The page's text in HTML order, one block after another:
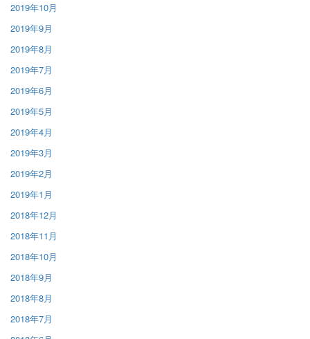
2019年10月
2019年9月
2019年8月
2019年7月
2019年6月
2019年5月
2019年4月
2019年3月
2019年2月
2019年1月
2018年12月
2018年11月
2018年10月
2018年9月
2018年8月
2018年7月